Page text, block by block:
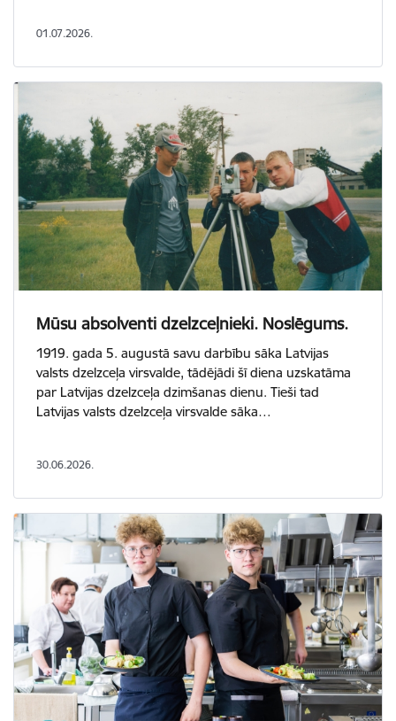
01.07.2026.
Mūsu absolventi dzelzceļnieki. Noslēgums.
1919. gada 5. augustā savu darbību sāka Latvijas
valsts dzelzceļa virsvalde, tādējādi šī diena uzskatāma
par Latvijas dzelzceļa dzimšanas dienu. Tieši tad
Latvijas valsts dzelzceļa virsvalde sāka…
30.06.2026.